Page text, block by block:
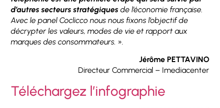
d’autres secteurs stratégiques de l’économie française.
Avec le panel Coclicco nous nous fixons l’objectif de
décrypter les valeurs, modes de vie et rapport aux
marques des consommateurs. ».
Jérôme PETTAVINO
Directeur Commercial – Imediacenter
Téléchargez l’infographie